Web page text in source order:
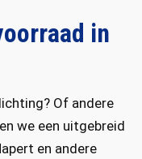
in
Of andere
we een uitgebreid
en andere